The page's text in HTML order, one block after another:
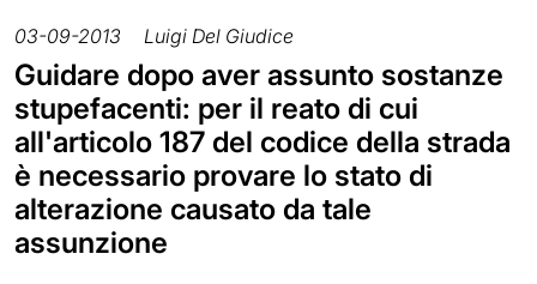
03-09-2013 Luigi Del Giudice
Guidare dopo aver assunto sostanze
stupefacenti: per il reato di cui
all'articolo 187 del codice della strada
è necessario provare lo stato di
alterazione causato da tale
assunzione